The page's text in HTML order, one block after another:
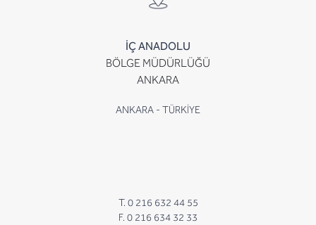
İÇ ANADOLU
BÖLGE MÜDÜRLÜĞÜ
ANKARA
ANKARA - TÜRKİYE
T. 0 216 632 44 55
F. 0 216 634 32 33